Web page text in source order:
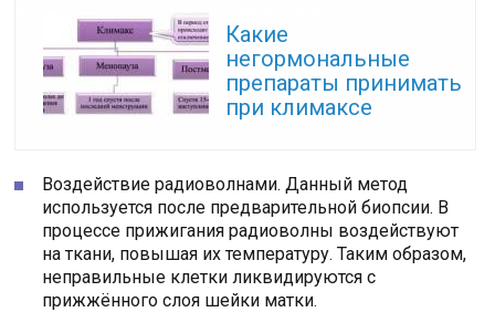
Какие
негормональные
препараты принимать
при климаксе
Воздействие радиоволнами. Данный метод
используется после предварительной биопсии. В
процессе прижигания радиоволны воздействуют
на ткани, повышая их температуру. Таким образом,
неправильные клетки ликвидируются с
прижжённого слоя шейки матки.